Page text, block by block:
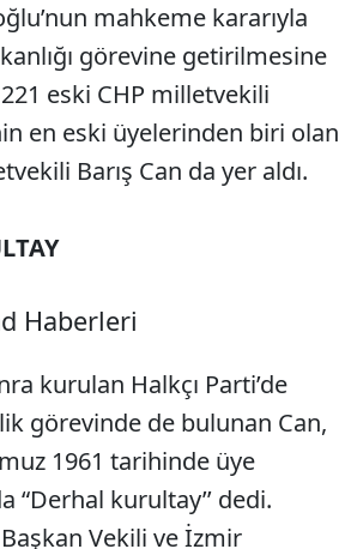
mahkeme kararıyla
görevine getirilmesine
eski CHP milletvekili
en eski üyelerinden biri olan
Barış Can da yer aldı.
Haberleri
kurulan Halkçı Parti’de
görevinde de bulunan Can,
1961 tarihinde üye
“Derhal kurultay’’ dedi.
Vekili ve İzmir